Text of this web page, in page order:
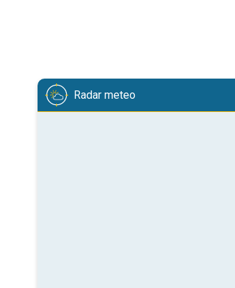
Radar meteo